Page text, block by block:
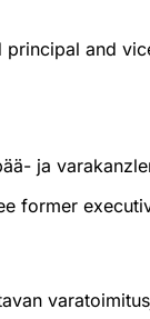
and
ja
former